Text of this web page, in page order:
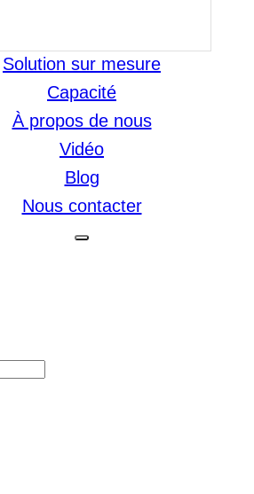
Solution sur mesure
Capacité
À propos de nous
Vidéo
Blog
Nous contacter